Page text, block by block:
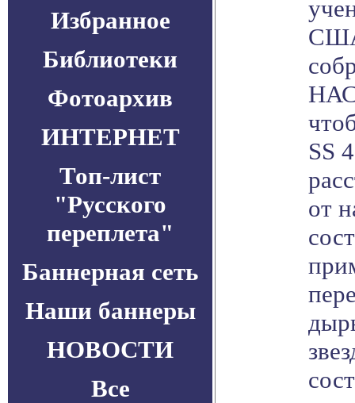
Избранное
Библиотеки
Фотоархив
ИНТЕРНЕТ
Топ-лист
"Русского
переплета"
Баннерная сеть
Наши баннеры
НОВОСТИ
Все
SS
от